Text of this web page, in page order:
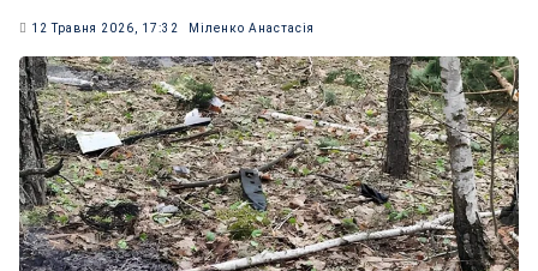
12 Травня 2026, 17:32 Міленко Анастасія